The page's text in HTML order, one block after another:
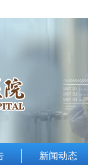
新闻动态